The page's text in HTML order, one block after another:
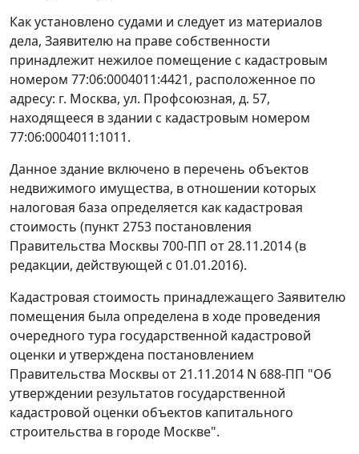
Как установлено судами и следует из материалов
дела, Заявителю на праве собственности
принадлежит нежилое помещение с кадастровым
номером 77:06:0004011:4421, расположенное по
адресу: г. Москва, ул. Профсоюзная, д. 57,
находящееся в здании с кадастровым номером
77:06:0004011:1011.
Данное здание включено в перечень объектов
недвижимого имущества, в отношении которых
налоговая база определяется как кадастровая
стоимость (пункт 2753 постановления
Правительства Москвы 700-ПП от 28.11.2014 (в
редакции, действующей с 01.01.2016).
Кадастровая стоимость принадлежащего Заявителю
помещения была определена в ходе проведения
очередного тура государственной кадастровой
оценки и утверждена постановлением
Правительства Москвы от 21.11.2014 N 688-ПП "Об
утверждении результатов государственной
кадастровой оценки объектов капитального
строительства в городе Москве".